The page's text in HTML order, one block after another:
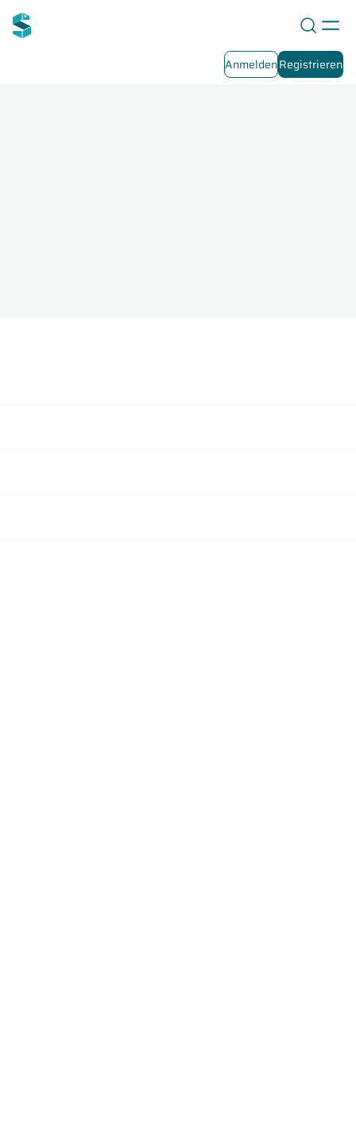
AnmeldenRegistrieren